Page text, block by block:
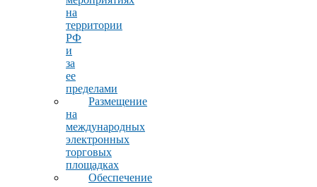
на
территории
РФ
и
за
ее
пределами
Размещение
на
международных
электронных
торговых
площадках
Обеспечение